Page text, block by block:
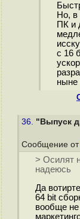
Но, в
ПК и
с 16
ныне
36. "Выпуск
Сообщение от
> Осилят
надеюсь
Да
64 bit
вообще не